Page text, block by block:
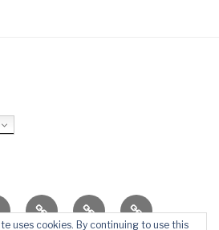
Father
Daniel
Video
Blog
PB
uses cookies. By continuing to use this